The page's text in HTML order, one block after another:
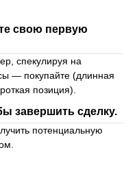
свою первую
спекулируя на
— покупайте (длинная
позиция).
завершить сделку.
потенциальную